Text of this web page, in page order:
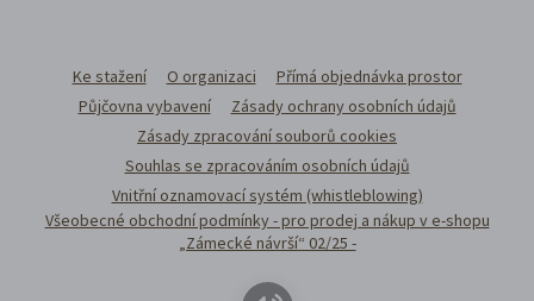
Ke stažení O organizaci
Přímá objednávka prostor
Půjčovna vybavení
Zásady ochrany osobních údajů
Zásady zpracování souborů cookies
Souhlas se zpracováním osobních údajů
Vnitřní oznamovací systém (whistleblowing)
Všeobecné obchodní podmínky - pro prodej a nákup v e-shopu
„Zámecké návrší“ 02/25 -